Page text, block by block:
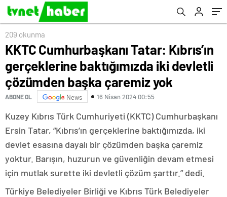
çözümden başka çaremiz yok
209 okunma
KKTC Cumhurbaşkanı Tatar: Kıbrıs’ın
gerçeklerine baktığımızda iki devletli
çözümden başka çaremiz yok
ABONE OL News 16 Nisan 2024 00:55
Kuzey Kıbrıs Türk Cumhuriyeti (KKTC) Cumhurbaşkanı
Ersin Tatar, “Kıbrıs’ın gerçeklerine baktığımızda, iki
devlet esasına dayalı bir çözümden başka çaremiz
yoktur. Barışın, huzurun ve güvenliğin devam etmesi
için mutlak surette iki devletli çözüm şarttır.” dedi.
Türkiye Belediyeler Birliği ve Kıbrıs Türk Belediyeler